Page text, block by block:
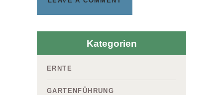
Kategorien
ERNTE
GARTENFÜHRUNG